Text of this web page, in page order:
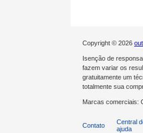
Copyright © 2026
Isenção de
fazem variar os
gratuitamente um
totalmente sua
Marcas comerciais:
Contato
Central
ajuda